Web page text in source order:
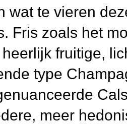
wat te vieren
Fris zoals het
fruitige,
type
meer